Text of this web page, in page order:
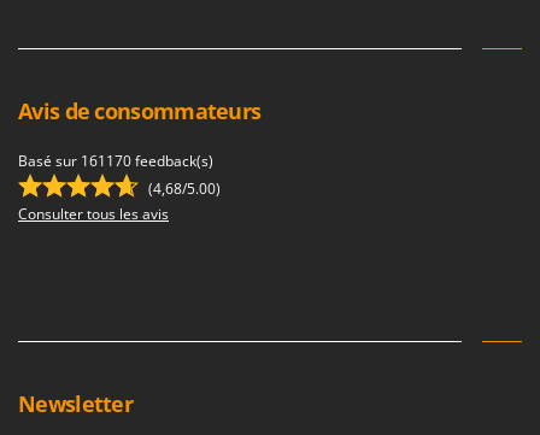
Nilfisk
Ninja
Novatec
Oliviero
Avis de consommateurs
Basé sur 161170 feedback(s)
(4,68/5.00)
Consulter tous les avis
Newsletter